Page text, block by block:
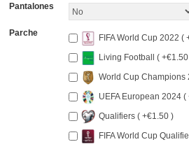
Pantalones
Parche
FIFA World Cup 2022 (
Living Football (
World Cup Champions
UEFA European 2024 (
Qualifiers ( +€1.50 )
FIFA World Cup